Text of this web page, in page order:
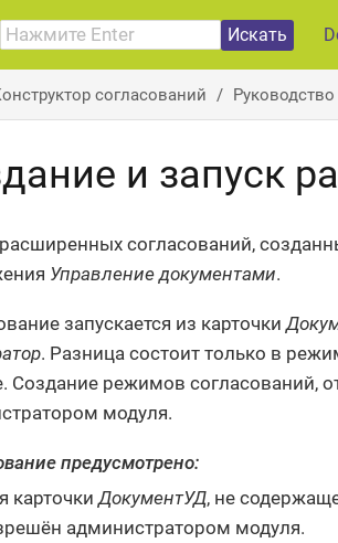
Искать
согласований
и запуск
согласований,
Управление документами.
запускается из карточки
. Разница состоит только в
Создание режимов согласований,
модуля.
предусмотрено:
карточки ДокументУД, не
администратором модуля.